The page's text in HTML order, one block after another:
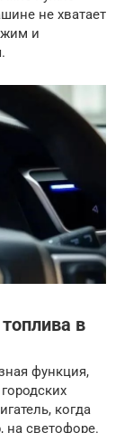
не хватает
и
в
функция,
когда
на светофоре.